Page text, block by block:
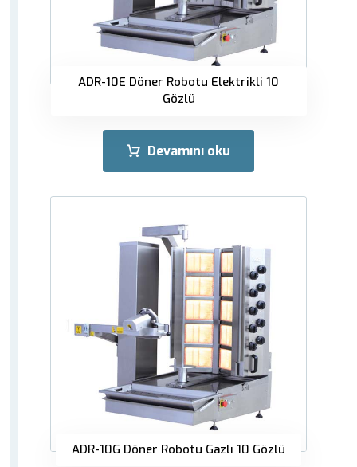
ADR-10E Döner Robotu Elektrikli 10
Gözlü
Devamını oku
ADR-10G Döner Robotu Gazlı 10 Gözlü